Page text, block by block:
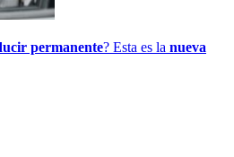
permanente? Esta es la nueva